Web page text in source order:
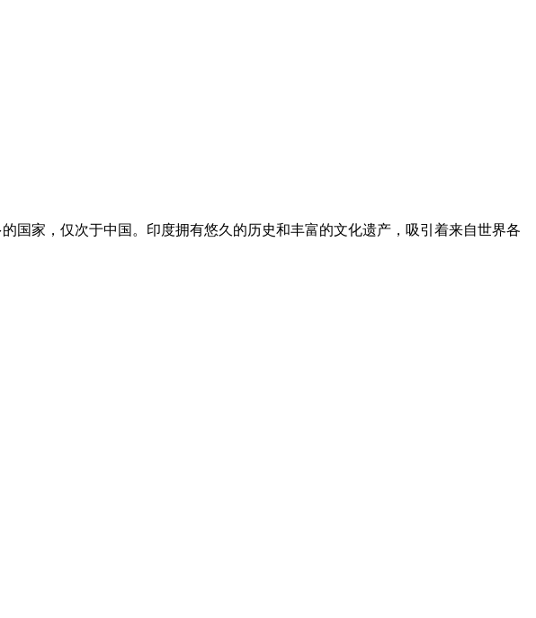
国家，仅次于中国。印度拥有悠久的历史和丰富的文化遗产，吸引着来自世界各